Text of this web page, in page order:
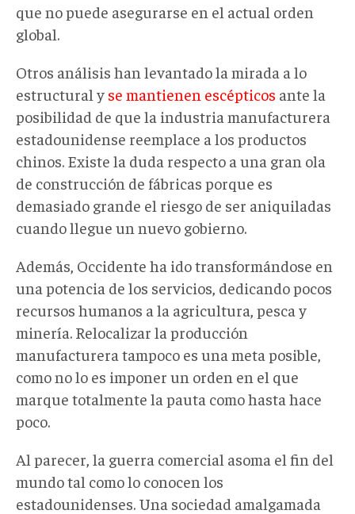
que no puede asegurarse en el actual orden
global.
Otros análisis han levantado la mirada a lo
estructural y se mantienen escépticos ante la
posibilidad de que la industria manufacturera
estadounidense reemplace a los productos
chinos. Existe la duda respecto a una gran ola
de construcción de fábricas porque es
demasiado grande el riesgo de ser aniquiladas
cuando llegue un nuevo gobierno.
Además, Occidente ha ido transformándose en
una potencia de los servicios, dedicando pocos
recursos humanos a la agricultura, pesca y
minería. Relocalizar la producción
manufacturera tampoco es una meta posible,
como no lo es imponer un orden en el que
marque totalmente la pauta como hasta hace
poco.
Al parecer, la guerra comercial asoma el fin del
mundo tal como lo conocen los
estadounidenses. Una sociedad amalgamada